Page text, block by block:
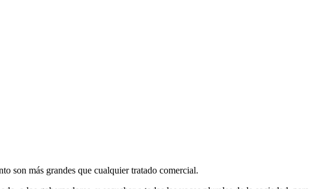
son más grandes que cualquier tratado comercial.